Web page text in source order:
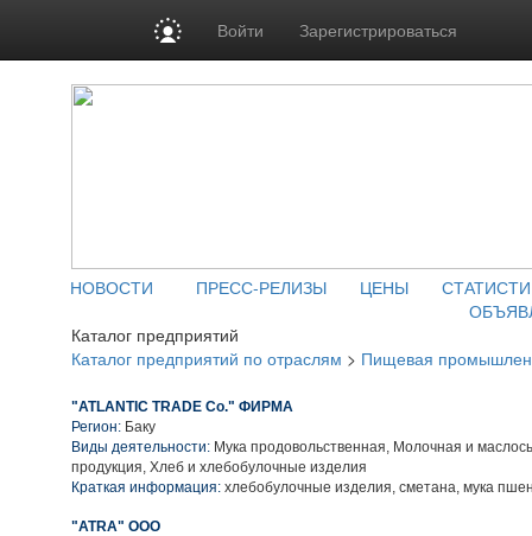
Войти Зарегистрироваться
НОВОСТИ ПРЕСС-РЕЛИЗЫ ЦЕНЫ
Каталог предприятий
Каталог предприятий по отраслям > Пищевая
"ATLANTIC TRADE Co." ФИРМА
Регион: Баку
Виды деятельности: Мука продовольственная, Молочная и
продукция, Хлеб и хлебобулочные изделия
Краткая информация: хлебобулочные изделия, сметана, мука
"ATRA" ООО